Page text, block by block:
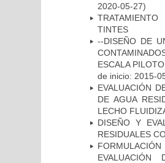
2020-05-27)
TINTES
--DISEÑO DE
ESCALA
de inicio: 2015-
EVALUACIÓN
DE AGUA
LECHO
DISEÑO Y
RESIDUALES